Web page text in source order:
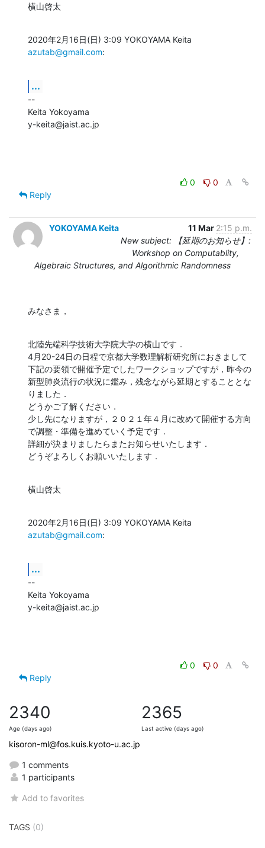
横山啓太
azutab@gmail.com:
...
--
Keita Yokoyama
y-keita@jaist.ac.jp
0
0
Reply
YOKOYAMA Keita 11 Mar 2:15 p.m.
New subject: 【延期のお知らせ】:
Workshop on Computablity,
Algebraic Structures, and Algorithmic Randomness
みなさま，
北陸先端科学技術大学院大学の横山です．
4月20-24日の日程で京都大学数理解析研究所におきまして
下記の要領で開催予定でしたワークショップですが，昨今の
新型肺炎流行の状況に鑑み，残念ながら延期とすることとな
りました．
どうかご了解ください．
少し先になりますが，２０２１年４月に改めて開催する方向
で調整・準備を進めていく予定です．
詳細が決まりましたらまたお知らせいたします．
どうぞよろしくお願いいたします．
横山啓太
azutab@gmail.com:
...
--
Keita Yokoyama
y-keita@jaist.ac.jp
0
0
Reply
2340
Age (days ago)
2365
Last active (days ago)
kisoron-ml@fos.kuis.kyoto-u.ac.jp
1 comments
1 participants
Add to favorites
TAGS (0)